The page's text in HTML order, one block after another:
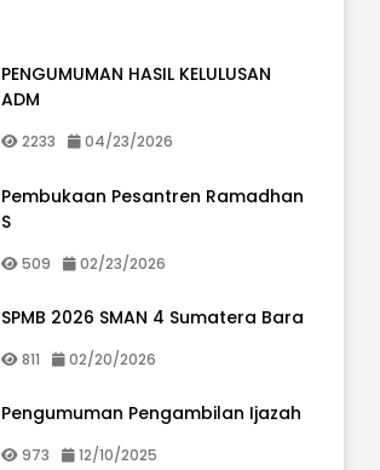
PENGUMUMAN HASIL KELULUSAN
ADM
2233 04/23/2026
Pembukaan Pesantren Ramadhan
S
509 02/23/2026
SPMB 2026 SMAN 4 Sumatera Bara
811 02/20/2026
Pengumuman Pengambilan Ijazah
973 12/10/2025